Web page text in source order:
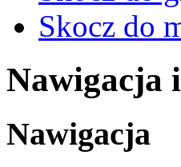
Skocz do
Nawigacja
Nawigacja